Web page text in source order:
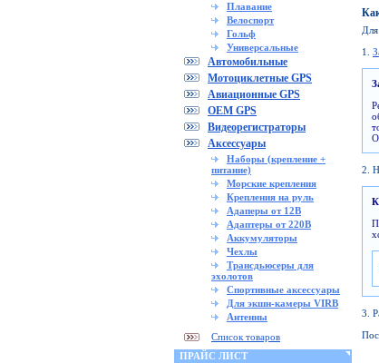
Плавание
Велоспорт
Гольф
Универсальные
Автомобильные
Мотоциклетные GPS
Авиационные GPS
OEM GPS
Видеорегистраторы
Аксессуары
Наборы (крепление +
питание)
Морские крепления
Крепления на руль
Адаперы от 12В
Адаптеры от 220В
Аккумуляторы
Чехлы
Трансдьюсеры для
эхолотов
Спортивные аксессуары
Для экшн-камеры VIRB
Антенны
Список товаров
ПРАЙС ЛИСТ
1.
2.
3.